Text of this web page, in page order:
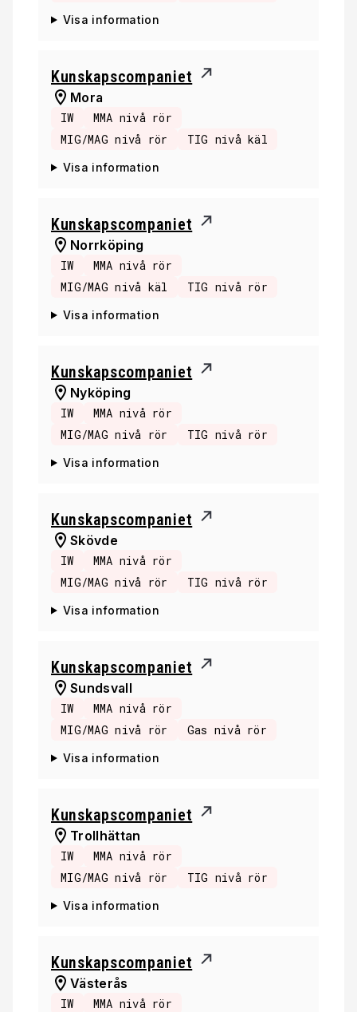
Visa information
Kunskapscompaniet
Mora
IW
MMA nivå rör
MIG/MAG nivå rör
TIG nivå käl
Visa information
Kunskapscompaniet
Norrköping
IW
MMA nivå rör
MIG/MAG nivå käl
TIG nivå rör
Visa information
Kunskapscompaniet
Nyköping
IW
MMA nivå rör
MIG/MAG nivå rör
TIG nivå rör
Visa information
Kunskapscompaniet
Skövde
IW
MMA nivå rör
MIG/MAG nivå rör
TIG nivå rör
Visa information
Kunskapscompaniet
Sundsvall
IW
MMA nivå rör
MIG/MAG nivå rör
Gas nivå rör
Visa information
Kunskapscompaniet
Trollhättan
IW
MMA nivå rör
MIG/MAG nivå rör
TIG nivå rör
Visa information
Kunskapscompaniet
Västerås
IW MMA nivå rör